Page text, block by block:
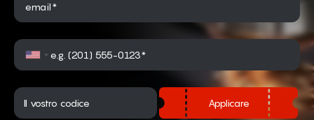
email*
Applicare